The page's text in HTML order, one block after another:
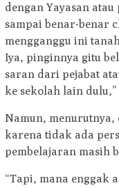
dengan Yayasan
sampai benar-benar
mengganggu ini
Iya, pinginnya gitu
saran dari pejabat
ke sekolah lain
Namun,
karena tidak ada
pembelajaran masih
“Tapi, mana enggak